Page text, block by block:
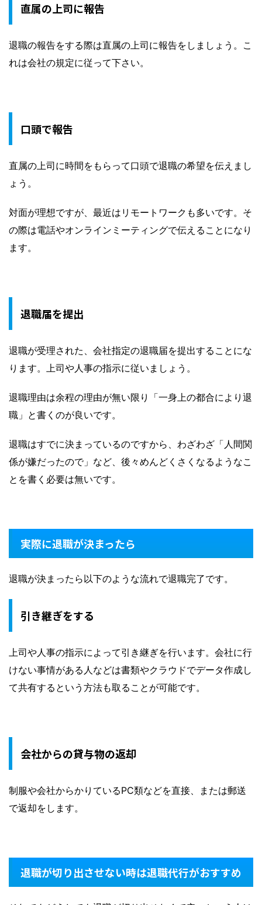
直属の上司に報告
退職の報告をする際は直属の上司に報告をしましょう。こ
れは会社の規定に従って下さい。
口頭で報告
直属の上司に時間をもらって口頭で退職の希望を伝えまし
ょう。
対面が理想ですが、最近はリモートワークも多いです。そ
の際は電話やオンラインミーティングで伝えることになり
ます。
退職届を提出
退職が受理された、会社指定の退職届を提出することにな
ります。上司や人事の指示に従いましょう。
退職理由は余程の理由が無い限り「一身上の都合により退
職」と書くのが良いです。
退職はすでに決まっているのですから、わざわざ「人間関
係が嫌だったので」など、後々めんどくさくなるようなこ
とを書く必要は無いです。
実際に退職が決まったら
退職が決まったら以下のような流れで退職完了です。
引き継ぎをする
上司や人事の指示によって引き継ぎを行います。会社に行
けない事情がある人などは書類やクラウドでデータ作成し
て共有するという方法も取ることが可能です。
会社からの貸与物の返却
制服や会社からかりているPC類などを直接、または郵送
で返却をします。
退職が切り出させない時は退職代行がおすすめ